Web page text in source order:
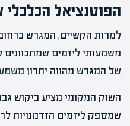
הפוטנציאל
למרות הקשיים, המגרש
משמעותי ליזמים
של המגרש מהווה יתרון
השוק המקומי מציע ביקוש
שמספק ליזמים הזדמנויות